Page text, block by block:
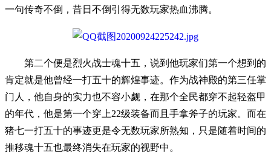
一句传奇不倒，昔日不倒引得无数玩家热血沸腾。
第二个便是烈火战士魂十五，说到他玩家们第一个想到的
肯定就是他曾经一打五十的辉煌事迹。作为战神殿的第三任掌
门人，他自身的实力也不容小觑，在那个全民都穿不起轻盔甲
的年代，他是第一个穿上22级装备而且手拿斧子的玩家。而在
猪七一打五十的事迹更是令无数玩家所熟知，只是随着时间的
推移魂十五也最终消失在玩家的视野中。